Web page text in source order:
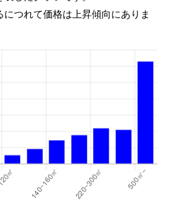
つれて価格は上昇傾向にありま